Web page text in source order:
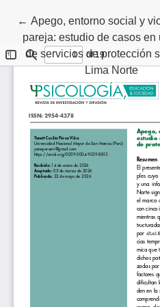
← Volver a los detalles del
Apego, entorno social y
pareja: estudio de casos en
de servicios de protección
Lima Norte